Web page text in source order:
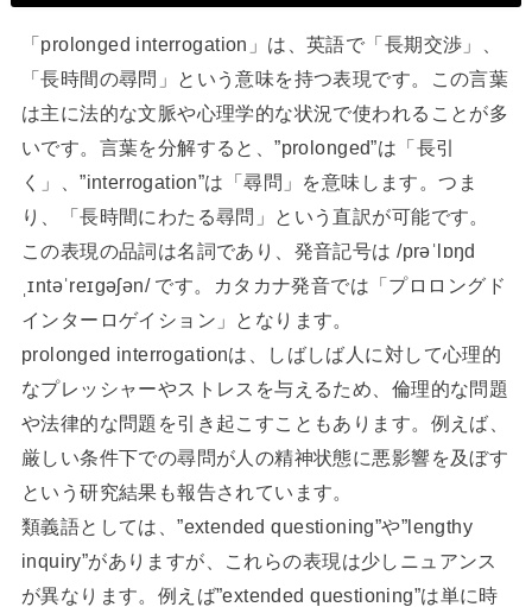
「prolonged interrogation」は、英語で「長期交渉」、
「長時間の尋問」という意味を持つ表現です。この言葉
は主に法的な文脈や心理学的な状況で使われることが多
いです。言葉を分解すると、”prolonged”は「長引
く」、”interrogation”は「尋問」を意味します。つま
り、「長時間にわたる尋問」という直訳が可能です。
この表現の品詞は名詞であり、発音記号は /prəˈlɒŋd
ˌɪntəˈreɪɡəʃən/ です。カタカナ発音では「プロロングド
インターロゲイション」となります。
prolonged interrogationは、しばしば人に対して心理的
なプレッシャーやストレスを与えるため、倫理的な問題
や法律的な問題を引き起こすこともあります。例えば、
厳しい条件下での尋問が人の精神状態に悪影響を及ぼす
という研究結果も報告されています。
類義語としては、”extended questioning”や”lengthy
inquiry”がありますが、これらの表現は少しニュアンス
が異なります。例えば”extended questioning”は単に時